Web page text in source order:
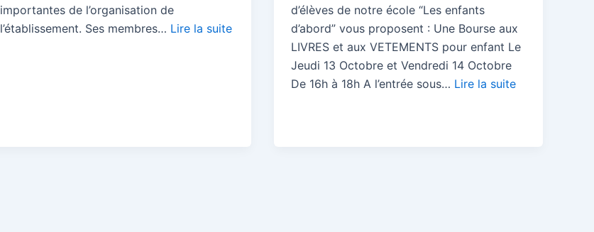
importantes de l’organisation de
l’établissement. Ses membres… Lire la suite
d’élèves de notre école “Les enfants
d’abord” vous proposent : Une Bourse aux
LIVRES et aux VETEMENTS pour enfant Le
Jeudi 13 Octobre et Vendredi 14 Octobre
De 16h à 18h A l’entrée sous… Lire la suite